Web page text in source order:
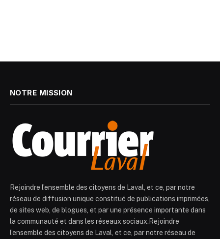
NOTRE MISSION
Rejoindre l’ensemble des citoyens de Laval, et ce, par notre
réseau de diffusion unique constitué de publications imprimées,
de sites web, de blogues, et par une présence importante dans
la communauté et dans les réseaux sociaux.Rejoindre
l’ensemble des citoyens de Laval, et ce, par notre réseau de